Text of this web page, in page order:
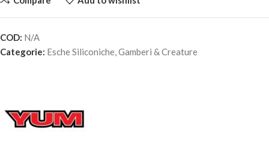
7,90€ 2 disponibili
COD: N/A
Categorie: Esche Siliconiche,Gamberi & Creature